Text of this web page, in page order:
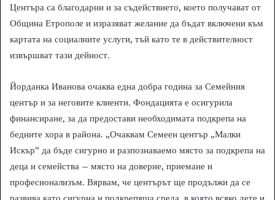
Центъра са благодарни и за съдействието, което получават от
Община Етрополе и изразяват желание да бъдат включени към
картата на социалните услуги, тъй като те в действителност
извършват тази дейност.
Йорданка Иванова очаква една добра година за Семейния
център и за неговите клиенти. Фондацията е осигурила
финансиране, за да предостави необходимата подкрепа на
бедните хора в района. „Очаквам Семеен център „Малки
Искър“ да бъде сигурно и разпознаваемо място за подкрепа на
деца и семейства – място на доверие, приемане и
професионализъм. Вярвам, че центърът ще продължи да се